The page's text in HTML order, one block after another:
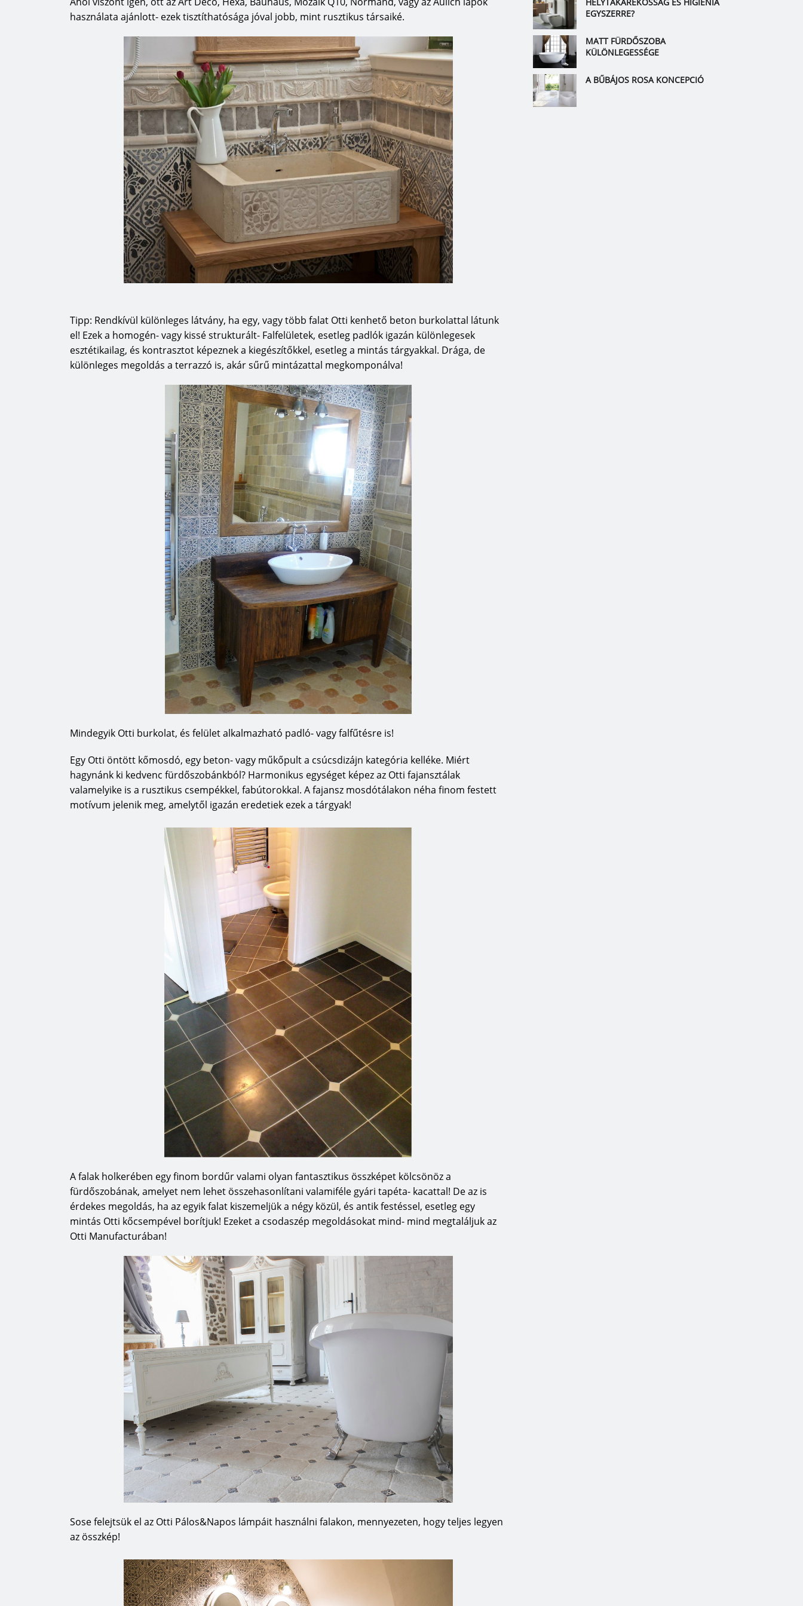
használata ajánlott- ezek tisztíthatósága jóval jobb, mint rusztikus társaiké.
Tipp: Rendkívül különleges látvány, ha egy, vagy több falat Otti kenhető beton burkolattal látunk
el! Ezek a homogén- vagy kissé strukturált- Falfelületek, esetleg padlók igazán különlegesek
esztétikailag, és kontrasztot képeznek a kiegészítőkkel, esetleg a mintás tárgyakkal. Drága, de
különleges megoldás a terrazzó is, akár sűrű mintázattal megkomponálva!
Mindegyik Otti burkolat, és felület alkalmazható padló- vagy falfűtésre is!
Egy Otti öntött kőmosdó, egy beton- vagy műkőpult a csúcsdizájn kategória kelléke. Miért
hagynánk ki kedvenc fürdőszobánkból? Harmonikus egységet képez az Otti fajansztálak
valamelyike is a rusztikus csempékkel, fabútorokkal. A fajansz mosdótálakon néha finom festett
motívum jelenik meg, amelytől igazán eredetiek ezek a tárgyak!
A falak holkerében egy finom bordűr valami olyan fantasztikus összképet kölcsönöz a
fürdőszobának, amelyet nem lehet összehasonlítani valamiféle gyári tapéta- kacattal! De az is
érdekes megoldás, ha az egyik falat kiszemeljük a négy közül, és antik festéssel, esetleg egy
mintás Otti kőcsempével borítjuk! Ezeket a csodaszép megoldásokat mind- mind megtaláljuk az
Otti Manufacturában!
Sose felejtsük el az Otti Pálos&Napos lámpáit használni falakon, mennyezeten, hogy teljes legyen
az összkép!
EGYSZERRE?
MATT FÜRDŐSZOBA
KÜLÖNLEGESSÉGE
A BŰBÁJOS ROSA KONCEPCIÓ